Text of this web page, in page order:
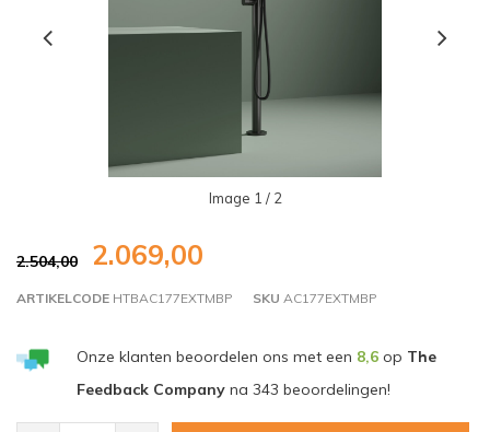
Image 1 / 2
2.504,00 2.069,00
ARTIKELCODE HTBAC177EXTMBP SKU AC177EXTMBP
Onze klanten beoordelen ons met een 8,6op The
Feedback Companyna 343 beoordelingen!